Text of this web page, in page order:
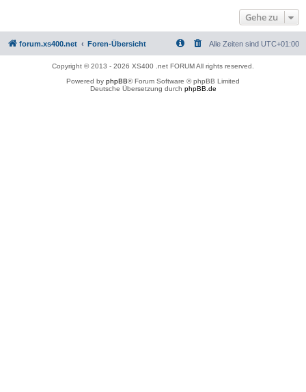
Gehe zu
forum.xs400.net Foren-Übersicht Alle Zeiten sind UTC+01:00
Copyright © 2013 - 2026 XS400 .net FORUM All rights reserved.
Powered by phpBB® Forum Software © phpBB Limited
Deutsche Übersetzung durch phpBB.de